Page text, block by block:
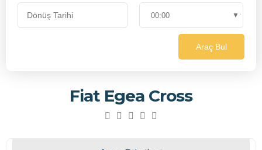
Araç Bul
Fiat Egea Cross